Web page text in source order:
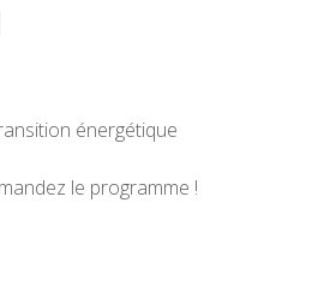
énergétique
le programme !